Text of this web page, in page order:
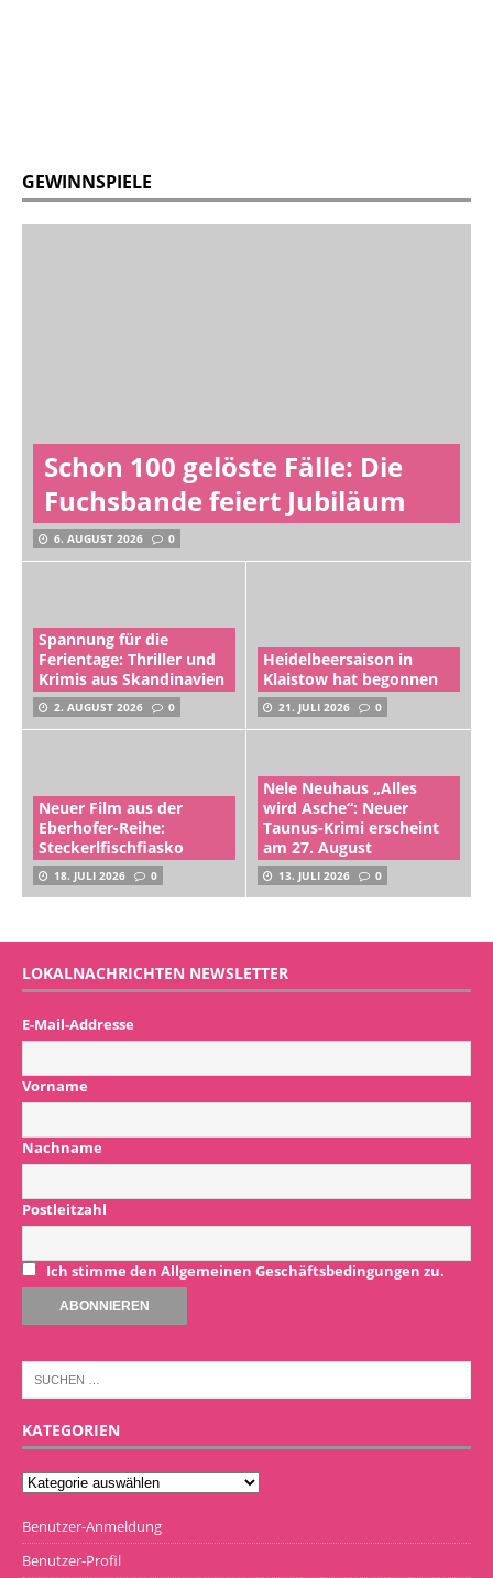
GEWINNSPIELE
Schon 100 gelöste Fälle: Die
Fuchsbande feiert Jubiläum
6. AUGUST 2026 0
Spannung für die
Ferientage: Thriller und
Krimis aus Skandinavien
2. AUGUST 2026 0
Heidelbeersaison in
Klaistow hat begonnen
21. JULI 2026 0
Neuer Film aus der
Eberhofer-Reihe:
Steckerlfischfiasko
18. JULI 2026 0
Nele Neuhaus „Alles
wird Asche“: Neuer
Taunus-Krimi erscheint
am 27. August
13. JULI 2026 0
LOKALNACHRICHTEN NEWSLETTER
E-Mail-Addresse
Vorname
Nachname
Postleitzahl
Ich stimme den Allgemeinen Geschäftsbedingungen zu.
KATEGORIEN
Benutzer-Anmeldung
Benutzer-Profil